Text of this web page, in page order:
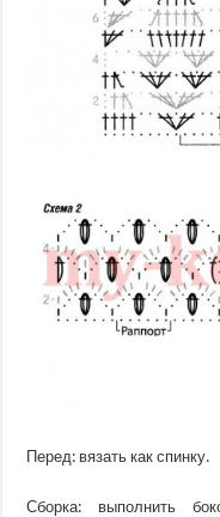
Перед: вязать как спинку.
Сборка: выполнить